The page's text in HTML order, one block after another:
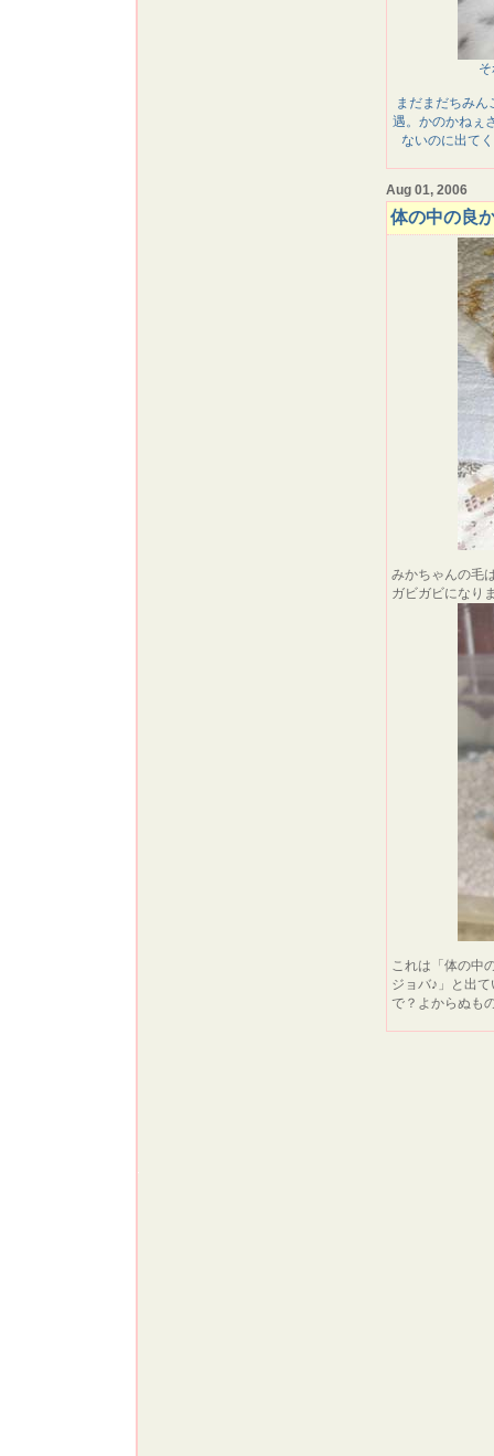
まだまだちみ
遇。かのかねぇ
ないのに出て
Aug 01, 2006
体の中の良
みかちゃんの毛
ガビガビになり
これは「体の中
ジョバ♪」と出
で？よからぬも